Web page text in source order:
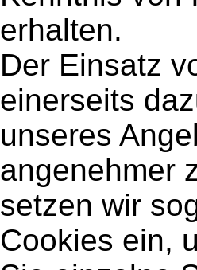
erhalten.
Der Einsatz
einerseits
unseres
angenehmer
setzen wir
Cookies ein,